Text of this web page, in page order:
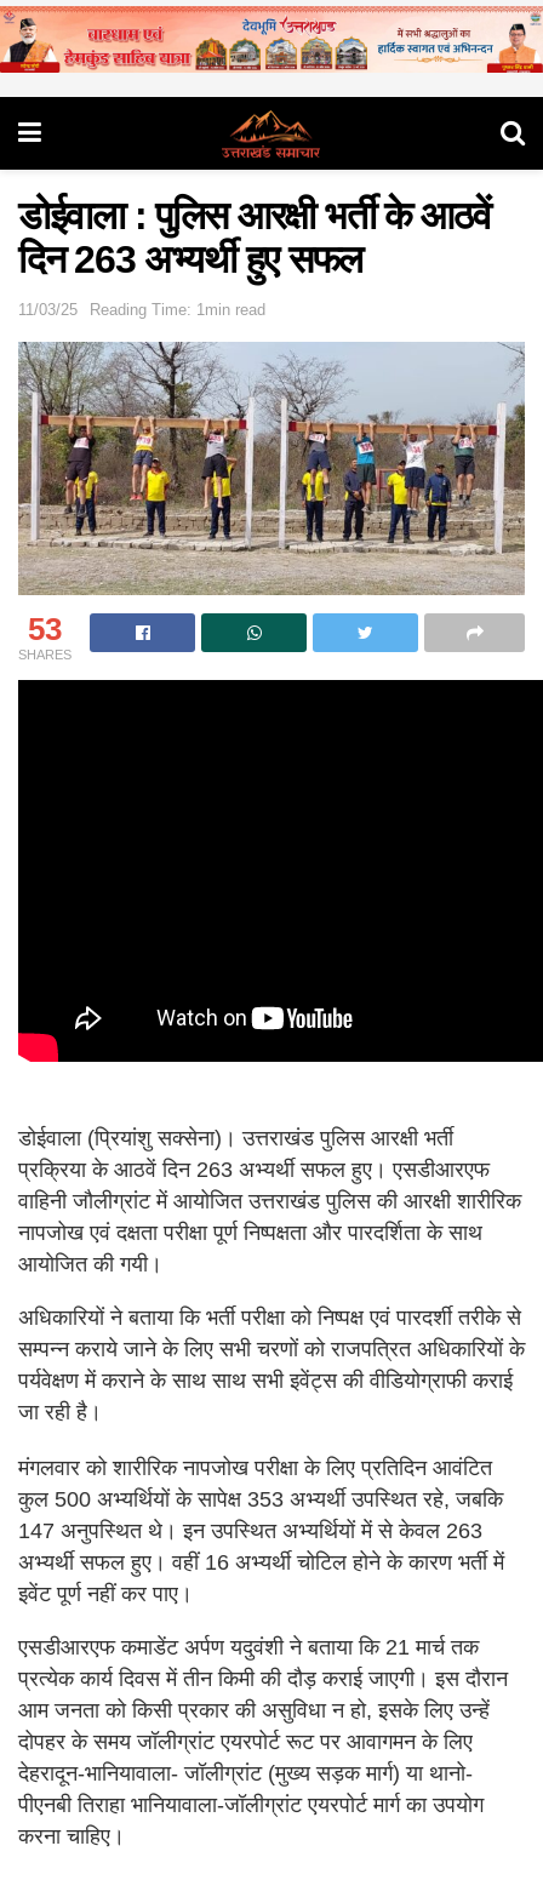
डोईवाला : पुलिस आरक्षी भर्ती के आठवें
दिन 263 अभ्यर्थी हुए सफल
11/03/25 Reading Time: 1min read
53
SHARES
डोईवाला (प्रियांशु सक्सेना)। उत्तराखंड पुलिस आरक्षी भर्ती
प्रक्रिया के आठवें दिन 263 अभ्यर्थी सफल हुए। एसडीआरएफ
वाहिनी जौलीग्रांट में आयोजित उत्तराखंड पुलिस की आरक्षी शारीरिक
नापजोख एवं दक्षता परीक्षा पूर्ण निष्पक्षता और पारदर्शिता के साथ
आयोजित की गयी।
अधिकारियों ने बताया कि भर्ती परीक्षा को निष्पक्ष एवं पारदर्शी तरीके से
सम्पन्न कराये जाने के लिए सभी चरणों को राजपत्रित अधिकारियों के
पर्यवेक्षण में कराने के साथ साथ सभी इवेंट्स की वीडियोग्राफी कराई
जा रही है।
मंगलवार को शारीरिक नापजोख परीक्षा के लिए प्रतिदिन आवंटित
कुल 500 अभ्यर्थियों के सापेक्ष 353 अभ्यर्थी उपस्थित रहे, जबकि
147 अनुपस्थित थे। इन उपस्थित अभ्यर्थियों में से केवल 263
अभ्यर्थी सफल हुए। वहीं 16 अभ्यर्थी चोटिल होने के कारण भर्ती में
इवेंट पूर्ण नहीं कर पाए।
एसडीआरएफ कमाडेंट अर्पण यदुवंशी ने बताया कि 21 मार्च तक
प्रत्येक कार्य दिवस में तीन किमी की दौड़ कराई जाएगी। इस दौरान
आम जनता को किसी प्रकार की असुविधा न हो, इसके लिए उन्हें
दोपहर के समय जॉलीग्रांट एयरपोर्ट रूट पर आवागमन के लिए
देहरादून-भानियावाला- जॉलीग्रांट (मुख्य सड़क मार्ग) या थानो-
पीएनबी तिराहा भानियावाला-जॉलीग्रांट एयरपोर्ट मार्ग का उपयोग
करना चाहिए।